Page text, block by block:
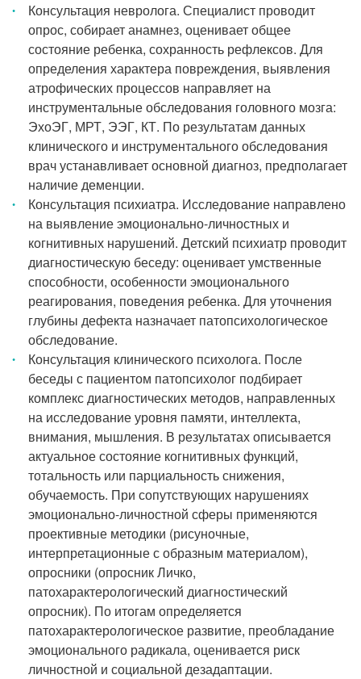
Консультация невролога. Специалист проводит
опрос, собирает анамнез, оценивает общее
состояние ребенка, сохранность рефлексов. Для
определения характера повреждения, выявления
атрофических процессов направляет на
инструментальные обследования головного мозга:
ЭхоЭГ, МРТ, ЭЭГ, КТ. По результатам данных
клинического и инструментального обследования
врач устанавливает основной диагноз, предполагает
наличие деменции.
Консультация психиатра. Исследование направлено
на выявление эмоционально-личностных и
когнитивных нарушений. Детский психиатр проводит
диагностическую беседу: оценивает умственные
способности, особенности эмоционального
реагирования, поведения ребенка. Для уточнения
глубины дефекта назначает патопсихологическое
обследование.
Консультация клинического психолога. После
беседы с пациентом патопсихолог подбирает
комплекс диагностических методов, направленных
на исследование уровня памяти, интеллекта,
внимания, мышления. В результатах описывается
актуальное состояние когнитивных функций,
тотальность или парциальность снижения,
обучаемость. При сопутствующих нарушениях
эмоционально-личностной сферы применяются
проективные методики (рисуночные,
интерпретационные с образным материалом),
опросники (опросник Личко,
патохарактерологический диагностический
опросник). По итогам определяется
патохарактерологическое развитие, преобладание
эмоционального радикала, оценивается риск
личностной и социальной дезадаптации.